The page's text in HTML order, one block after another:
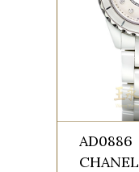
AD0886
CHANEL